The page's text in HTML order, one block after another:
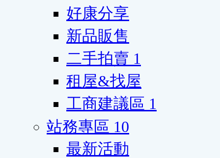
好康分享
新品販售
二手拍賣 1
租屋&找屋
工商建議區 1
站務專區 10
最新活動